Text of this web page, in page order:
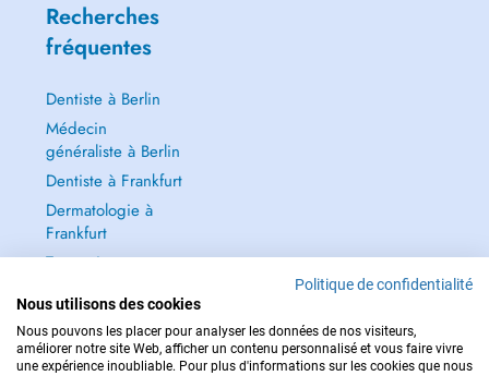
Recherches
fréquentes
Dentiste à Berlin
Médecin
généraliste à Berlin
Dentiste à Frankfurt
Dermatologie à
Frankfurt
Tout voir →
Politique de confidentialité
Nous utilisons des cookies
Nous pouvons les placer pour analyser les données de nos visiteurs,
améliorer notre site Web, afficher un contenu personnalisé et vous faire vivre
une expérience inoubliable. Pour plus d'informations sur les cookies que nous